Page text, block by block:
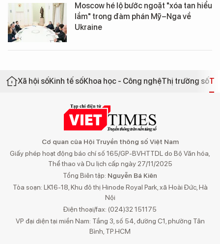
Moscow hé lộ bước ngoặt "xóa tan hiểu
lầm" trong đàm phán Mỹ–Nga về
Ukraine
Xã hội sốKinh tế sốKhoa học - Công nghệThị trường số
Cơ quan của Hội Truyền thông số Việt Nam
Giấy phép hoạt động báo chí số 165/GP-BVHTTDL do Bộ Văn hóa,
Thể thao và Du lịch cấp ngày 27/11/2025
Tổng Biên tập: Nguyễn Bá Kiên
Tòa soạn: LK16-18, Khu đô thị Hinode Royal Park, xã Hoài Đức, Hà
Nội
Điện thoại/fax: (024)32 151175
VP đại diện tại miền Nam: Tầng 3, số 54, đường C1, phường Tân
Bình, TP.HCM